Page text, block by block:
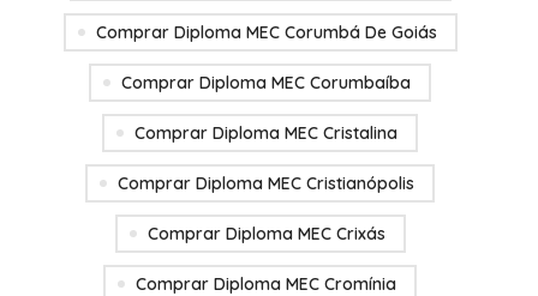
Comprar Diploma MEC Corumbá De Goiás
Comprar Diploma MEC Corumbaíba
Comprar Diploma MEC Cristalina
Comprar Diploma MEC Cristianópolis
Comprar Diploma MEC Crixás
Comprar Diploma MEC Cromínia